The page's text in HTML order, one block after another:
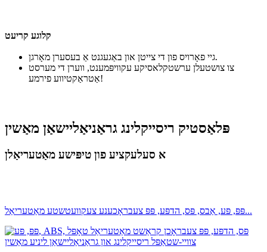
קלוגע קריעט
גיי פאָרויס פון די צייטן און באַגעגנט אַ בעסערן מאָרגן.
צו צושטעלן ערשטקלאסיקע עקוויפּמענט, ווערן די מערסט
אַטראַקטיווע פירמע!
פּלאַסטיק ריסייקלינג גראַניאַליישאַן מאַשין
א סעלעקציע פון טיפּישע מאַטעריאַלן
פּפּ, פּע, אַבס, פּס, הדפּע, פּפּ צעבראָכענע צעקוועטשטע מאַטעריאַל...